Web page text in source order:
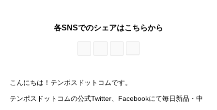
各SNSでのシェアはこちらから
こんにちは！テンポスドットコムです。
テンポスドットコムの公式Twitter、Facebookにて毎日新品・中